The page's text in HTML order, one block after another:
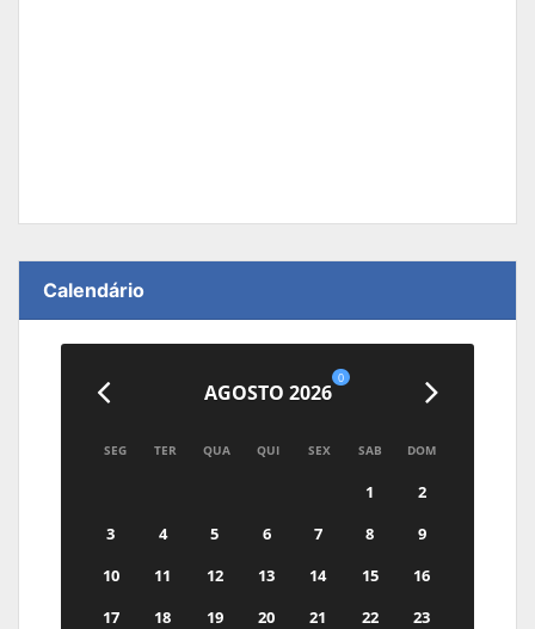
Calendário
AGOSTO 2026
0
SEG TER QUA QUI SEX SAB DOM
1
2
3
4 5 6 7 8
9
10
11 12 13 14 15
16
17
18 19 20 21 22
23